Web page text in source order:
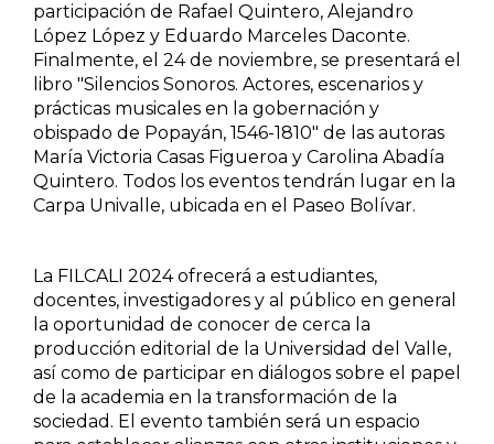
Historia
Ingeniería
Lenguas
Literatura
Medicina
Medioambiente
Música
participación de Rafael Quintero, Alejandro
López López y Eduardo Marceles Daconte.
Finalmente, el 24 de noviembre, se presentará el
libro "Silencios Sonoros. Actores, escenarios y
prácticas musicales en la gobernación y
obispado de Popayán, 1546-1810" de las autoras
María Victoria Casas Figueroa y Carolina Abadía
Quintero. Todos los eventos tendrán lugar en la
Carpa Univalle, ubicada en el Paseo Bolívar.
La FILCALI 2024 ofrecerá a estudiantes,
docentes, investigadores y al público en general
la oportunidad de conocer de cerca la
producción editorial de la Universidad del Valle,
así como de participar en diálogos sobre el papel
de la academia en la transformación de la
sociedad. El evento también será un espacio